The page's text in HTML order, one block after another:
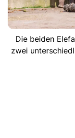
Die beiden
zwei